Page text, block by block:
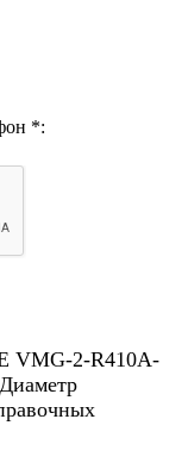
*:
VMG-2-R410A-